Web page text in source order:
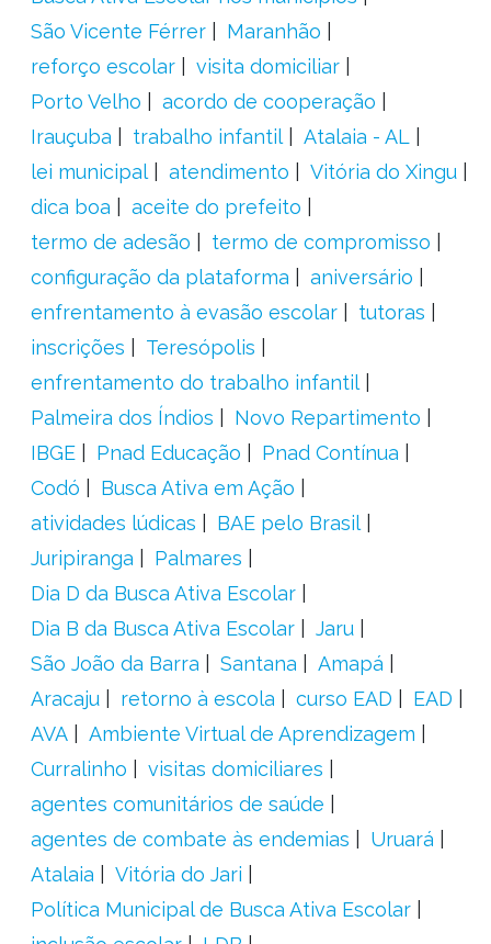
São Vicente Férrer
Maranhão
reforço escolar
visita domiciliar
Porto Velho
acordo de cooperação
Irauçuba
trabalho infantil
Atalaia - AL
lei municipal
atendimento
Vitória do Xingu
dica boa
aceite do prefeito
termo de adesão
termo de compromisso
configuração da plataforma
aniversário
enfrentamento à evasão escolar
tutoras
inscrições
Teresópolis
enfrentamento do trabalho infantil
Palmeira dos Índios
Novo Repartimento
IBGE
Pnad Educação
Pnad Contínua
Codó
Busca Ativa em Ação
atividades lúdicas
BAE pelo Brasil
Juripiranga
Palmares
Dia D da Busca Ativa Escolar
Dia B da Busca Ativa Escolar
Jaru
São João da Barra
Santana
Amapá
Aracaju
retorno à escola curso EAD
EAD
AVA
Ambiente Virtual de Aprendizagem
Curralinho
visitas domiciliares
agentes comunitários de saúde
agentes de combate às endemias
Uruará
Atalaia
Vitória do Jari
Política Municipal de Busca Ativa Escolar